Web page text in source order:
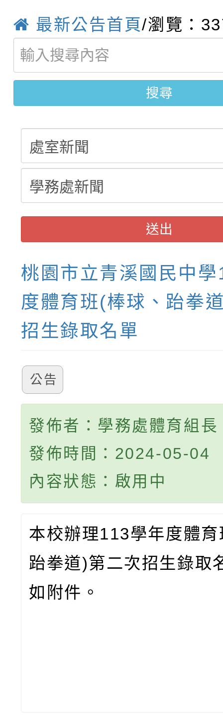
城市手牽手，綠能透明
畫影片一案
轉知：「115學年度全
劇比賽實施要點」及修
表
轉知：桃園市115年度
敬師藝文競賽』實施計
【甄選結果(第11招)】
學年度第1學期第7次
結果(第11招)
【甄選結果(第3招)】
學年度第1學期第9次代
結果(第3招)
最新公告首頁/瀏覽：
搜尋
送出
桃園市立青溪國民中
度體育班(棒球、跆拳
招生錄取名單
公告
發佈者：學務處體育組長
發佈時間：2024-05-04
內容狀態：啟用中
本校辦理113學年度體
跆拳道)第二次招生錄取
如附件。